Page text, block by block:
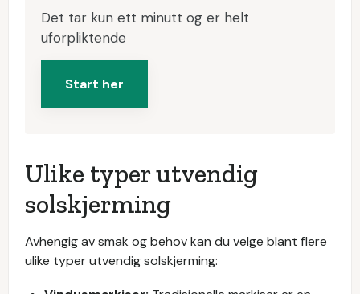
Det tar kun ett minutt og er helt
uforpliktende
Start her
Ulike typer utvendig
solskjerming
Avhengig av smak og behov kan du velge blant flere
ulike typer utvendig solskjerming: